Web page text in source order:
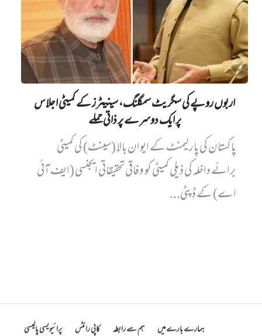
اربوں روپے کی سگریٹ سمگلنگ، سینیٹرز کے کمیٹی اجلاس
پر ایک دوسرے پر ذاتی حملے
پاکستان کی پارلیمنٹ کے ایوان بالا (سینٹ) کی کمیٹی
برائے داخلہ کی ذیلی کمیٹی کو وفاقی تحقیقاتی ایجنسی (ایف آئی
اے) کے ڈپٹی...
ہمارے بارے میں ہم سے رابطہ کاپی رائٹس پرائیویسی پالیسی